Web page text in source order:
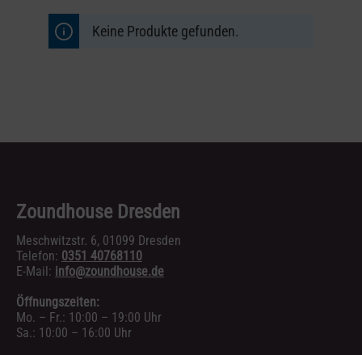
Keine Produkte gefunden.
Zoundhouse Dresden
Meschwitzstr. 6, 01099 Dresden
Telefon: 0351 40768110
E-Mail: info@zoundhouse.de
Öffnungszeiten:
Mo. – Fr.: 10:00 – 19:00 Uhr
Sa.: 10:00 – 16:00 Uhr